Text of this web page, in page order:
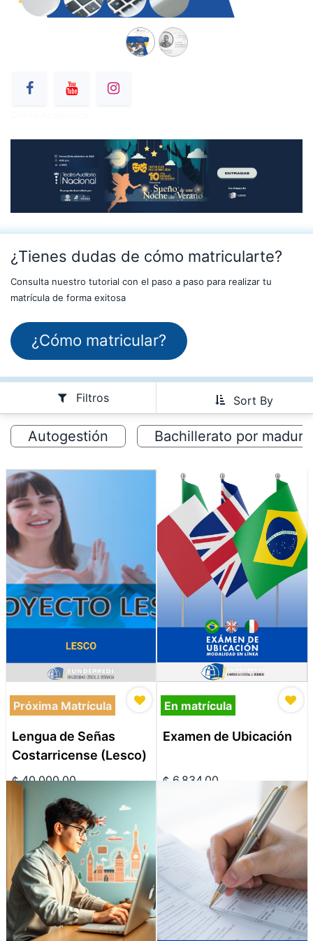
¿Tienes dudas de cómo matricularte?
Consulta nuestro tutorial con el paso a paso para realizar tu
matrícula de forma exitosa
¿Cómo matricula​​​​r?​
Sort By
Filtros
Autogestión Bachillerato por
Próxima Matrícula
Lengua de Señas
Costarricense (Lesco)
¢40,000.00
En matrícula
Examen de Ubicación
¢ 6,834.00